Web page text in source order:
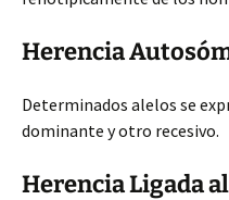
Herencia
Determinados alelos se
dominante y otro recesivo.
Herencia Ligada